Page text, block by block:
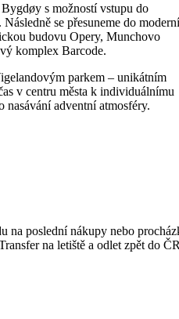
s možností vstupu do
se přesuneme do moderní
budovu Opery, Munchovo
komplex Barcode.
parkem – unikátním
v centru města k individuálnímu
nasávání adventní atmosféry.
na poslední nákupy nebo
na letiště a odlet zpět do